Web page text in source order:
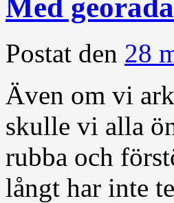
Med
Postat den 28
Även om vi
skulle vi alla
rubba och
långt har inte